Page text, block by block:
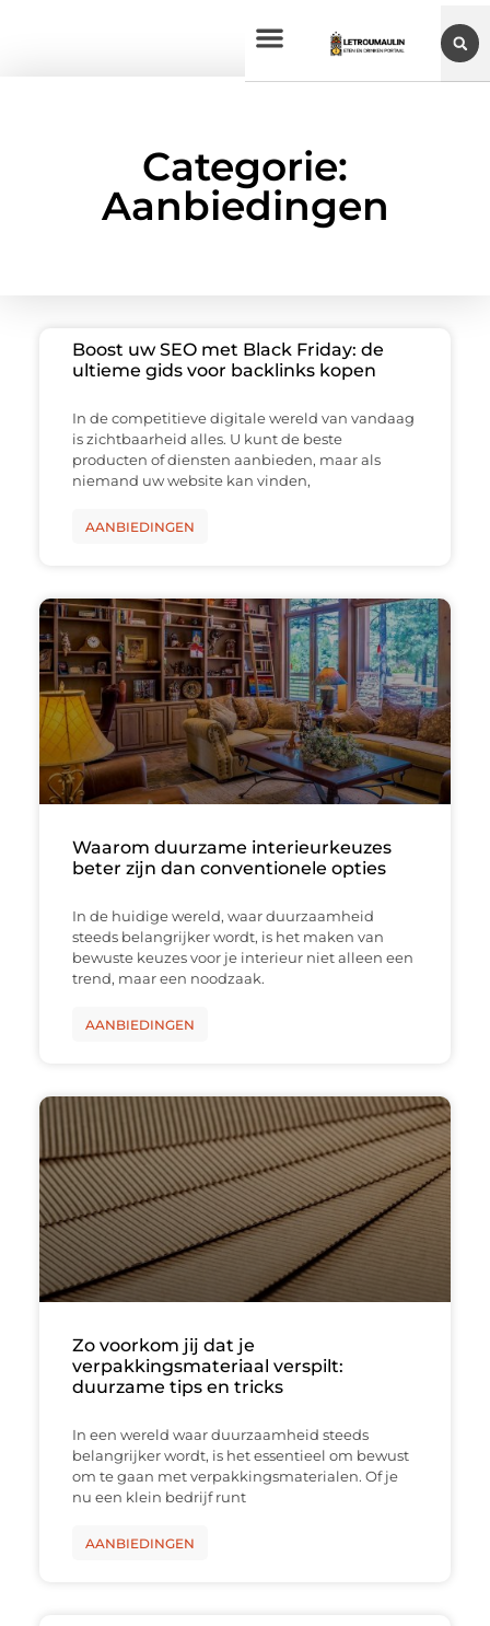
Categorie:
Aanbiedingen
Boost uw SEO met Black Friday: de
ultieme gids voor backlinks kopen
In de competitieve digitale wereld van vandaag
is zichtbaarheid alles. U kunt de beste
producten of diensten aanbieden, maar als
niemand uw website kan vinden,
AANBIEDINGEN
Waarom duurzame interieurkeuzes
beter zijn dan conventionele opties
In de huidige wereld, waar duurzaamheid
steeds belangrijker wordt, is het maken van
bewuste keuzes voor je interieur niet alleen een
trend, maar een noodzaak.
AANBIEDINGEN
Zo voorkom jij dat je
verpakkingsmateriaal verspilt:
duurzame tips en tricks
In een wereld waar duurzaamheid steeds
belangrijker wordt, is het essentieel om bewust
om te gaan met verpakkingsmaterialen. Of je
nu een klein bedrijf runt
AANBIEDINGEN